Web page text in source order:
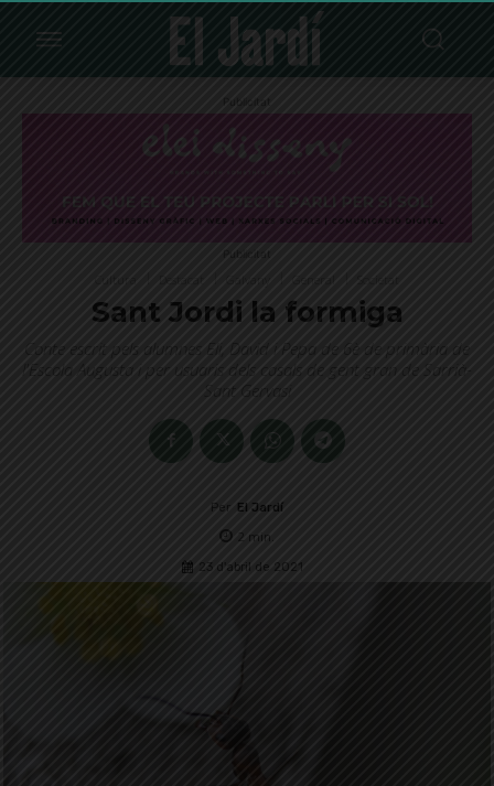
Publicitat
Publicitat
Sant Jordi la formiga
Conte escrit pels alumnes Eli, David i Pepa de 6è de primària de
l'Escola Augusta i per usuaris dels casals de gent gran de Sarrià-
Sant Gervasi
Per El Jardí
2 min.
23 d'abril de 2021